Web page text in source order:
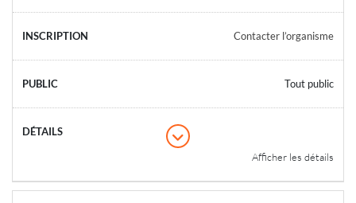
Contacter l’organisme
Tout public
Afficher les détails